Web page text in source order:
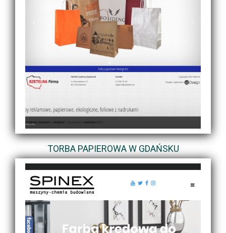
TORBA PAPIEROWA W GDAŃSKU